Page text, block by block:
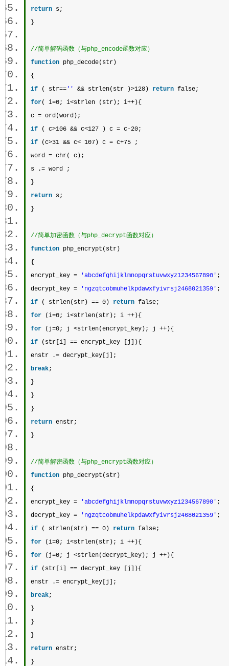
return s;
}
//简单解码函数（与php_encode函数对应）
function php_decode(str)
{
if ( str== '' && strlen(str )>128) return false;
for( i=0; i<strlen (str); i++){
c = ord(word);
if ( c>106 && c<127 ) c = c-20;
if (c>31 && c< 107) c = c+75 ;
word = chr( c);
s .= word ;
}
return s;
}
//简单加密函数（与php_decrypt函数对应）
function php_encrypt(str)
{
encrypt_key =
'abcdefghijklmnopqrstuvwxyz1234567890' ;
decrypt_key =
'ngzqtcobmuhelkpdawxfyivrsj2468021359' ;
if ( strlen(str) == 0) return false;
for (i=0; i<strlen(str); i ++){
for (j=0; j <strlen(encrypt_key); j ++){
if (str[i] == encrypt_key [j]){
enstr .= decrypt_key[j];
break;
}
}
}
return enstr;
}
//简单解密函数（与php_encrypt函数对应）
function php_decrypt(str)
{
encrypt_key =
'abcdefghijklmnopqrstuvwxyz1234567890' ;
decrypt_key =
'ngzqtcobmuhelkpdawxfyivrsj2468021359' ;
if ( strlen(str) == 0) return false;
for (i=0; i<strlen(str); i ++){
for (j=0; j <strlen(decrypt_key); j ++){
if (str[i] == decrypt_key [j]){
enstr .= encrypt_key[j];
break;
}
}
}
return enstr;
}